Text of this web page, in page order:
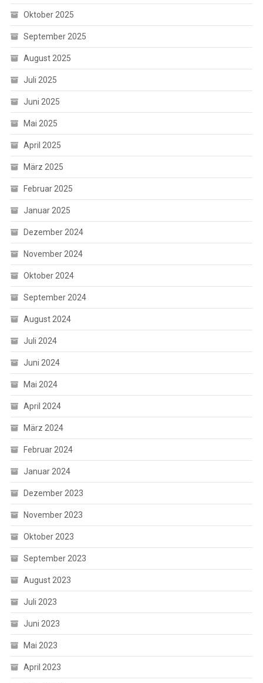
Oktober 2025
September 2025
August 2025
Juli 2025
Juni 2025
Mai 2025
April 2025
März 2025
Februar 2025
Januar 2025
Dezember 2024
November 2024
Oktober 2024
September 2024
August 2024
Juli 2024
Juni 2024
Mai 2024
April 2024
März 2024
Februar 2024
Januar 2024
Dezember 2023
November 2023
Oktober 2023
September 2023
August 2023
Juli 2023
Juni 2023
Mai 2023
April 2023